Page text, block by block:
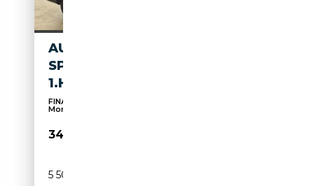
AUDI Q3 SPORTBACK SLINE
SPURPAKET TEMPOMAT AHK
1.HAND
FINANZIERUNG ab 3,99%++GARANTIE bis 36
Monate++ANK...
34 490€
5 500 km